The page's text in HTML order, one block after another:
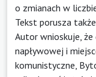
o zmianach w
Tekst porusza
Autor wnioskuje, że
napływowej i
komunistyczne,